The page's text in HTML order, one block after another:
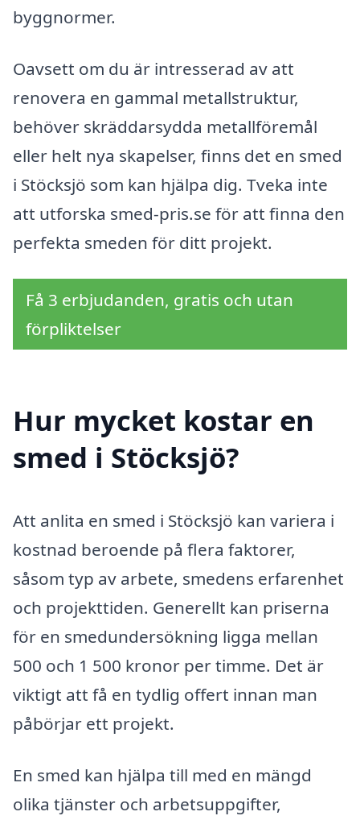
byggnormer.
Oavsett om du är intresserad av att
renovera en gammal metallstruktur,
behöver skräddarsydda metallföremål
eller helt nya skapelser, finns det en smed
i Stöcksjö som kan hjälpa dig. Tveka inte
att utforska smed-pris.se för att finna den
perfekta smeden för ditt projekt.
Få 3 erbjudanden, gratis och utan
förpliktelser
Hur mycket kostar en
smed i Stöcksjö?
Att anlita en smed i Stöcksjö kan variera i
kostnad beroende på flera faktorer,
såsom typ av arbete, smedens erfarenhet
och projekttiden. Generellt kan priserna
för en smedundersökning ligga mellan
500 och 1 500 kronor per timme. Det är
viktigt att få en tydlig offert innan man
påbörjar ett projekt.
En smed kan hjälpa till med en mängd
olika tjänster och arbetsuppgifter,